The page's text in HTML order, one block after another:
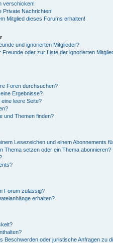
verschicken!
Private Nachrichten!
Mitglied dieses Forums erhalten!
und ignorierten Mitglieder?
oder zur Liste der ignorierten
Foren durchsuchen?
Ergebnisse?
leere Seite?
und Themen finden?
Lesezeichen und einem Abonnements
Thema setzen oder ein Thema abonnieren?
Forum zulässig?
erhalten?
Beschwerden oder juristische Anfragen zu